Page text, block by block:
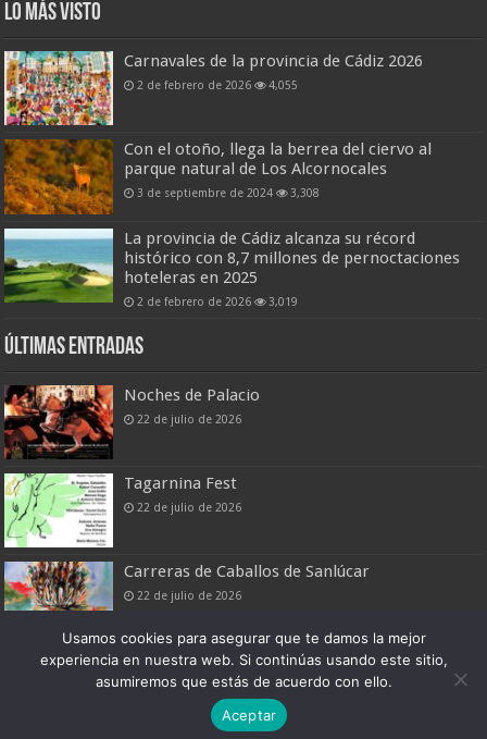
Lo más visto
Carnavales de la provincia de Cádiz 2026
2 de febrero de 2026 4,055
Con el otoño, llega la berrea del ciervo al
parque natural de Los Alcornocales
3 de septiembre de 2024 3,308
La provincia de Cádiz alcanza su récord
histórico con 8,7 millones de pernoctaciones
hoteleras en 2025
2 de febrero de 2026 3,019
Últimas entradas
Noches de Palacio
22 de julio de 2026
Tagarnina Fest
22 de julio de 2026
Carreras de Caballos de Sanlúcar
22 de julio de 2026
Boletín Digital de Noticias Turísticas
Patronato Provincial de Turismo de Cádiz © 2026
Usamos cookies para asegurar que te damos la mejor
experiencia en nuestra web. Si continúas usando este sitio,
asumiremos que estás de acuerdo con ello.
Aceptar